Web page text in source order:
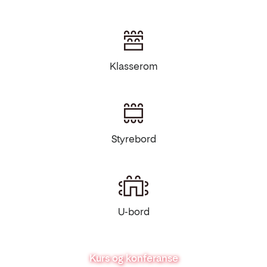
Klasserom
Styrebord
U-bord
Kurs og konferanse